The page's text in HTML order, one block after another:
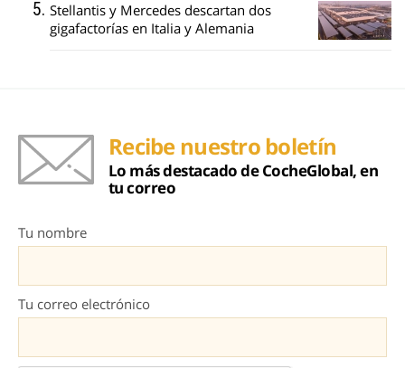
Stellantis y Mercedes descartan dos
gigafactorías en Italia y Alemania
Recibe nuestro boletín
Lo más destacado de CocheGlobal, en
tu correo
Tu nombre
Tu correo electrónico